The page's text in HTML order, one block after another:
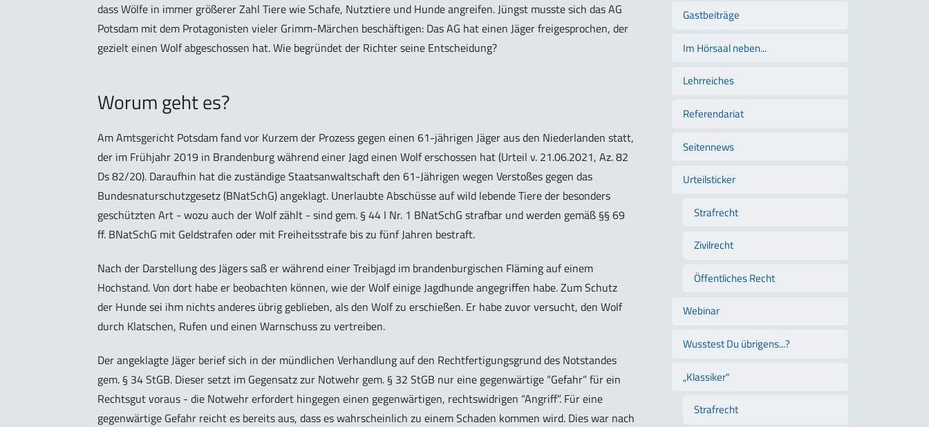
dass Wölfe in immer größerer Zahl Tiere wie Schafe, Nutztiere und Hunde angreifen. Jüngst musste sich das AG
Potsdam mit dem Protagonisten vieler Grimm-Märchen beschäftigen: Das AG hat einen Jäger freigesprochen, der
gezielt einen Wolf abgeschossen hat. Wie begründet der Richter seine Entscheidung?
Worum geht es?
Am Amtsgericht Potsdam fand vor Kurzem der Prozess gegen einen 61-jährigen Jäger aus den Niederlanden statt,
der im Frühjahr 2019 in Brandenburg während einer Jagd einen Wolf erschossen hat (Urteil v. 21.06.2021, Az. 82
Ds 82/20). Daraufhin hat die zuständige Staatsanwaltschaft den 61-Jährigen wegen Verstoßes gegen das
Bundesnaturschutzgesetz (BNatSchG) angeklagt. Unerlaubte Abschüsse auf wild lebende Tiere der besonders
geschützten Art - wozu auch der Wolf zählt - sind gem. § 44 I Nr. 1 BNatSchG strafbar und werden gemäß §§ 69
ff. BNatSchG mit Geldstrafen oder mit Freiheitsstrafe bis zu fünf Jahren bestraft.
Nach der Darstellung des Jägers saß er während einer Treibjagd im brandenburgischen Fläming auf einem
Hochstand. Von dort habe er beobachten können, wie der Wolf einige Jagdhunde angegriffen habe. Zum Schutz
der Hunde sei ihm nichts anderes übrig geblieben, als den Wolf zu erschießen. Er habe zuvor versucht, den Wolf
durch Klatschen, Rufen und einen Warnschuss zu vertreiben.
Der angeklagte Jäger berief sich in der mündlichen Verhandlung auf den Rechtfertigungsgrund des Notstandes
gem. § 34 StGB. Dieser setzt im Gegensatz zur Notwehr gem. § 32 StGB nur eine gegenwärtige “Gefahr” für ein
Rechtsgut voraus - die Notwehr erfordert hingegen einen gegenwärtigen, rechtswidrigen “Angriff”. Für eine
gegenwärtige Gefahr reicht es bereits aus, dass es wahrscheinlich zu einem Schaden kommen wird. Dies war nach
Gastbeiträge
Im Hörsaal neben...
Lehrreiches
Referendariat
Seitennews
Urteilsticker
Strafrecht
Zivilrecht
Öffentliches Recht
Webinar
Wusstest Du übrigens...?
„Klassiker"
Strafrecht